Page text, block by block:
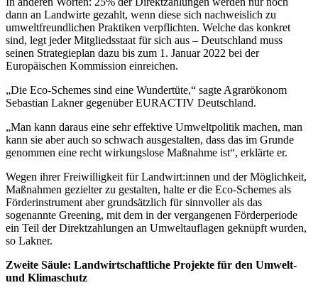
dann an Landwirte gezahlt, wenn diese sich nachweislich zu
umweltfreundlichen Praktiken verpflichten. Welche das konkret
sind, legt jeder Mitgliedsstaat für sich aus – Deutschland muss
seinen Strategieplan dazu bis zum 1. Januar 2022 bei der
Europäischen Kommission einreichen.
„Die Eco-Schemes sind eine Wundertüte,“ sagte Agrarökonom
Sebastian Lakner gegenüber EURACTIV Deutschland.
„Man kann daraus eine sehr effektive Umweltpolitik machen, man
kann sie aber auch so schwach ausgestalten, dass das im Grunde
genommen eine recht wirkungslose Maßnahme ist“, erklärte er.
Wegen ihrer Freiwilligkeit für Landwirt:innen und der Möglichkeit,
Maßnahmen gezielter zu gestalten, halte er die Eco-Schemes als
Förderinstrument aber grundsätzlich für sinnvoller als das
sogenannte Greening, mit dem in der vergangenen Förderperiode
ein Teil der Direktzahlungen an Umweltauflagen geknüpft wurden,
so Lakner.
Zweite Säule: Landwirtschaftliche Projekte für den Umwelt-
und Klimaschutz